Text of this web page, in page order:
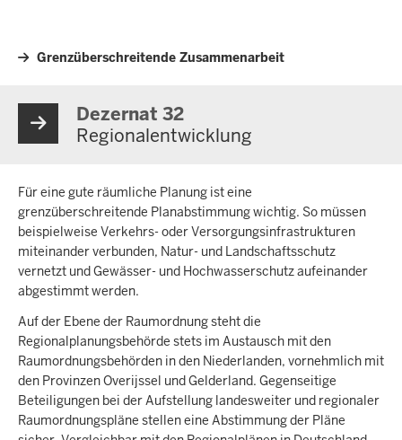
Grenzüberschreitende Zusammenarbeit
Dezernat 32
Regionalentwicklung
Für eine gute räumliche Planung ist eine
grenzüberschreitende Planabstimmung wichtig. So müssen
beispielweise Verkehrs- oder Versorgungsinfrastrukturen
miteinander verbunden, Natur- und Landschaftsschutz
vernetzt und Gewässer- und Hochwasserschutz aufeinander
abgestimmt werden.
Auf der Ebene der Raumordnung steht die
Regionalplanungsbehörde stets im Austausch mit den
Raumordnungsbehörden in den Niederlanden, vornehmlich mit
den Provinzen Overijssel und Gelderland. Gegenseitige
Beteiligungen bei der Aufstellung landesweiter und regionaler
Raumordnungspläne stellen eine Abstimmung der Pläne